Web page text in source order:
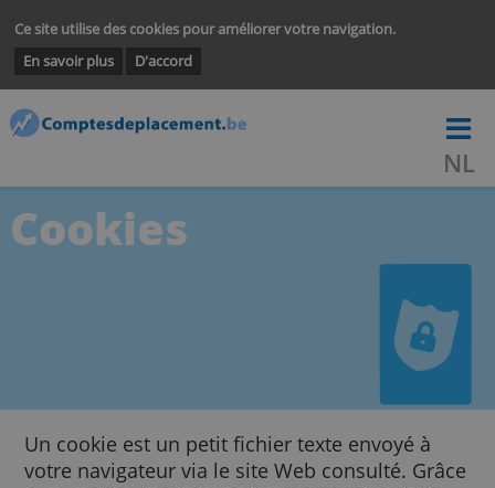
Ce site utilise des cookies pour améliorer votre navigation.
En savoir plus
D'accord
Cookies